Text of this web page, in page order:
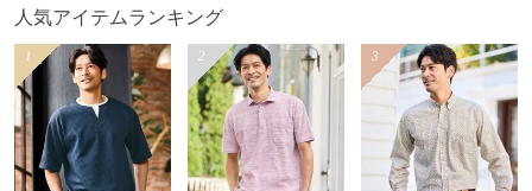
人気アイテムランキング
1 2 3